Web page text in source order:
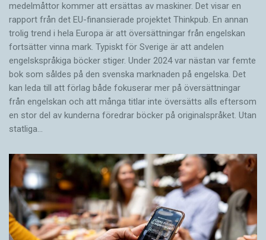
medelmåttor kommer att ersättas av maskiner. Det visar en
rapport från det EU-finansierade projektet Thinkpub. En annan
trolig trend i hela Europa är att översättningar från engelskan
fortsätter vinna mark. Typiskt för Sverige är att andelen
engelskspråkiga böcker stiger. Under 2024 var nästan var femte
bok som såldes på den svenska marknaden på engelska. Det
kan leda till att förlag både fokuserar mer på översättningar
från engelskan och att många titlar inte översätts alls eftersom
en stor del av kunderna föredrar böcker på originalspråket. Utan
statliga…